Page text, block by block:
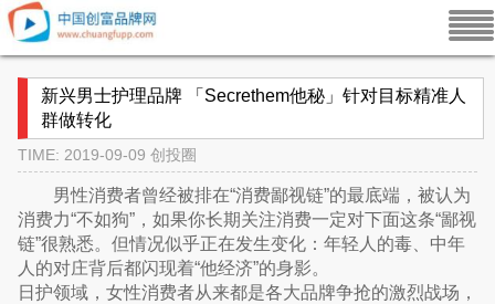
新兴男士护理品牌 「Secrethem他秘」针对目标精准人
群做转化
TIME: 2019-09-09 创投圈
男性消费者曾经被排在“消费鄙视链”的最底端，被认为
消费力“不如狗”，如果你长期关注消费一定对下面这条“鄙视
链”很熟悉。但情况似乎正在发生变化：年轻人的毒、中年
人的对庄背后都闪现着“他经济”的身影。
日护领域，女性消费者从来都是各大品牌争抢的激烈战场，